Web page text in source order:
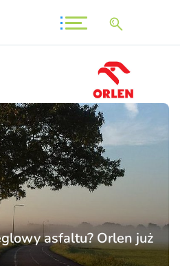
asfaltu? Orlen już